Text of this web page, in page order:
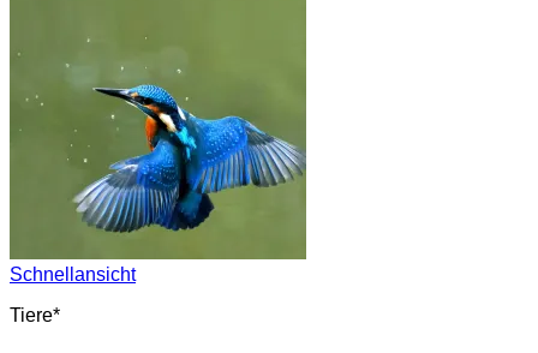
Schnellansicht
Tiere*